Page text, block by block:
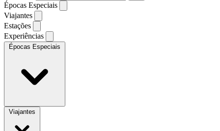
Épocas Especiais
Viajantes
Estações
Experiências
Épocas Especiais
Viajantes